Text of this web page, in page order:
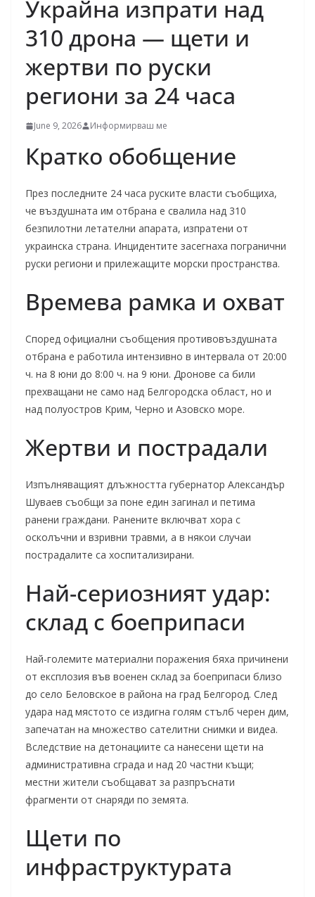
Украйна изпрати над
310 дрона — щети и
жертви по руски
региони за 24 часа
June 9, 2026 Информирваш ме
Кратко обобщение
През последните 24 часа руските власти съобщиха,
че въздушната им отбрана е свалила над 310
безпилотни летателни апарата, изпратени от
украинска страна. Инцидентите засегнаха погранични
руски региони и прилежащите морски пространства.
Времева рамка и охват
Според официални съобщения противовъздушната
отбрана е работила интензивно в интервала от 20:00
ч. на 8 юни до 8:00 ч. на 9 юни. Дронове са били
прехващани не само над Белгородска област, но и
над полуостров Крим, Черно и Азовско море.
Жертви и пострадали
Изпълняващият длъжността губернатор Александър
Шуваев съобщи за поне един загинал и петима
ранени граждани. Ранените включват хора с
осколъчни и взривни травми, а в някои случаи
пострадалите са хоспитализирани.
Най-сериозният удар:
склад с боеприпаси
Най-големите материални поражения бяха причинени
от експлозия във военен склад за боеприпаси близо
до село Беловское в района на град Белгород. След
удара над мястото се издигна голям стълб черен дим,
запечатан на множество сателитни снимки и видеа.
Вследствие на детонациите са нанесени щети на
административна сграда и над 20 частни къщи;
местни жители съобщават за разпръснати
фрагменти от снаряди по земята.
Щети по
инфраструктурата